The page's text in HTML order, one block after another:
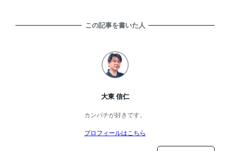
この記事を書いた人
大東 信仁
カンパチが好きです。
プロフィールはこちら